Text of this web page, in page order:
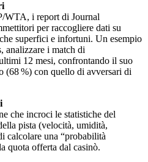
WTA, i report di Journal
per raccogliere dati su
superfici e infortuni. Un esempio
analizzare i match di
12 mesi, confrontando il suo
(68 %) con quello di avversari di
che incroci le statistiche del
pista (velocità, umidità,
calcolare una “probabilità
quota offerta dal casinò.